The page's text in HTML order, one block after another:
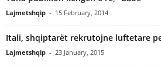
Lajmetshqip - 15 February, 2014
Itali, shqiptarët rekrutojne luftetare
Lajmetshqip - 23 January, 2015